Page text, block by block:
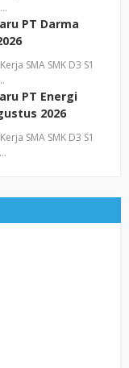
PT Darma
SMA SMK D3 S1
PT Energi
2026
SMA SMK D3 S1